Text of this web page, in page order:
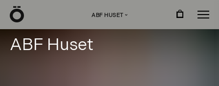
ABF HUSET ›
ABF Huset
Ö